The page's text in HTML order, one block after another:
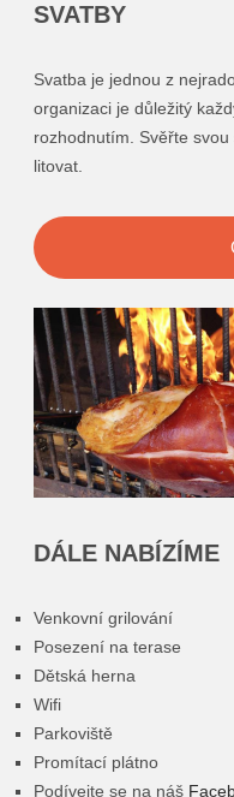
SVATBY
Svatba je jednou z
organizaci je důležitý
rozhodnutím. Svěřte
litovat.
DÁLE NABÍZÍME
Venkovní grilování
Posezení na terase
Dětská herna
Wifi
Parkoviště
Promítací plátno
Podívejte se na náš